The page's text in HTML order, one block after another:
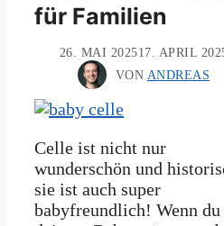
für Familien
26. MAI 202517. APRIL
VON ANDREAS
Celle ist nicht nur
wunderschön und
sie ist auch super
babyfreundlich! Wenn